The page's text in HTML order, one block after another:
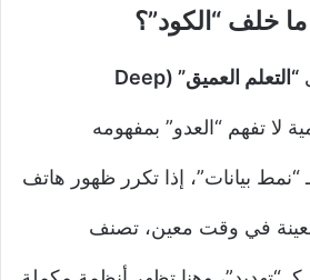
خلف “الكود”؟
“التعلم العميق” (Deep
لا تفهم “العدو” بمفهومه
“نمط بيانات”، إذا تكرر ظهور هاتف
في وقت معين، تصنف